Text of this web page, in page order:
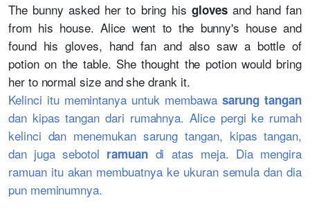
The bunny asked her to bring his glovesand hand fan
from his house. Alice went to the bunny's house and
found his gloves, hand fan and also saw a bottle of
potion on the table. She thought the potion would bring
her to normal size and she drank it.
Kelinci itu memintanya untuk membawa sarung tangan
dan kipas tangan dari rumahnya. Alice pergi ke rumah
kelinci dan menemukan sarung tangan, kipas tangan,
dan juga sebotol ramuan di atas meja. Dia mengira
ramuan itu akan membuatnya ke ukuran semula dan dia
pun meminumnya.